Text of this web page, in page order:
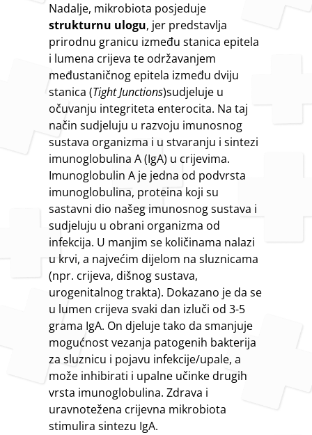
Nadalje, mikrobiota posjeduje
strukturnu ulogu, jer predstavlja
prirodnu granicu između stanica epitela
i lumena crijeva te održavanjem
međustaničnog epitela između dviju
stanica (Tight Junctions)sudjeluje u
očuvanju integriteta enterocita. Na taj
način sudjeluju u razvoju imunosnog
sustava organizma i u stvaranju i sintezi
imunoglobulina A (IgA) u crijevima.
Imunoglobulin A je jedna od podvrsta
imunoglobulina, proteina koji su
sastavni dio našeg imunosnog sustava i
sudjeluju u obrani organizma od
infekcija. U manjim se količinama nalazi
u krvi, a najvećim dijelom na sluznicama
(npr. crijeva, dišnog sustava,
urogenitalnog trakta). Dokazano je da se
u lumen crijeva svaki dan izluči od 3-5
grama IgA. On djeluje tako da smanjuje
mogućnost vezanja patogenih bakterija
za sluznicu i pojavu infekcije/upale, a
može inhibirati i upalne učinke drugih
vrsta imunoglobulina. Zdrava i
uravnotežena crijevna mikrobiota
stimulira sintezu IgA.